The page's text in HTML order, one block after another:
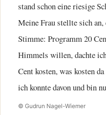
stand schon eine riesige
Meine Frau stellte sich
Stimme: Programm 20
Himmels willen, dachte
Cent kosten, was kosten
ich konnte davon und bin
© Gudrun Nagel-Wiemer